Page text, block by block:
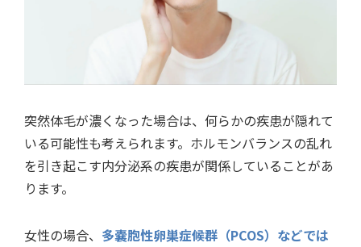
突然体毛が濃くなった場合は、何らかの疾患が隠れて
いる可能性も考えられます。ホルモンバランスの乱れ
を引き起こす内分泌系の疾患が関係していることがあ
ります。
女性の場合、 多嚢胞性卵巣症候群（PCOS）などでは